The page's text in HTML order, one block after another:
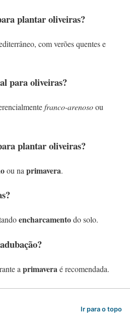
plantar oliveiras?
com verões quentes e
para oliveiras?
franco-arenosoou
plantar oliveiras?
ou na primavera.
encharcamentodo solo.
a primavera é recomendada.
Ir para o topo